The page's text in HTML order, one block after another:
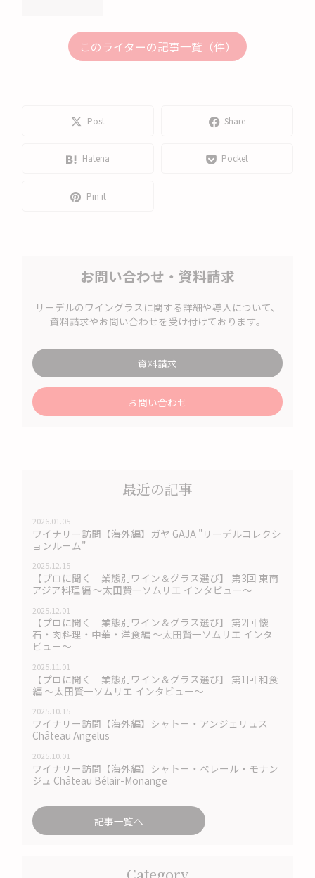
このライターの記事一覧（件）
Post Share
Hatena Pocket
Pin it
お問い合わせ・資料請求
リーデルのワイングラスに関する詳細や導入について、
資料請求やお問い合わせを受け付けております。
資料請求
お問い合わせ
最近の記事
2026.01.05
ワイナリー訪問【海外編】ガヤ GAJA "リーデルコレクシ
ョンルーム"
2025.12.15
【プロに聞く｜業態別ワイン＆グラス選び】 第3回 東南
アジア料理編 〜太田賢一ソムリエ インタビュー〜
2025.12.01
【プロに聞く｜業態別ワイン＆グラス選び】 第2回 懐
石・肉料理・中華・洋食編 〜太田賢一ソムリエ インタ
ビュー〜
2025.11.01
【プロに聞く｜業態別ワイン＆グラス選び】 第1回 和食
編 〜太田賢一ソムリエ インタビュー〜
2025.10.15
ワイナリー訪問【海外編】シャトー・アンジェリュス
Château Angelus
2025.10.01
ワイナリー訪問【海外編】シャトー・べレール・モナン
ジュ Château Bélair-Monange
記事一覧へ